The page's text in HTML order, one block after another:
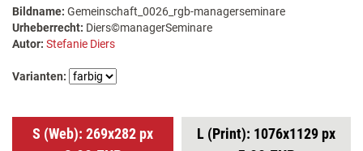
Bildname: Gemeinschaft_0026_rgb-managerseminare
Urheberrecht: Diers©managerSeminare
Autor: Stefanie Diers
Varianten:
S (Web): 269x282 px L (Print): 1076x1129 px